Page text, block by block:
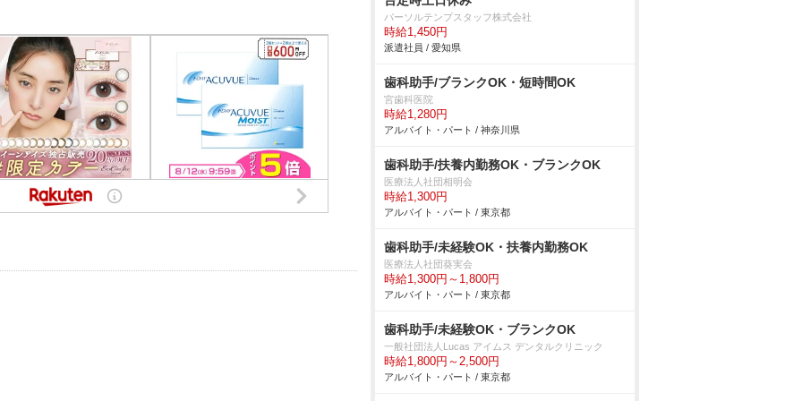
パーソルテンプスタッフ株式会社
時給1,450円
派遣社員 / 愛知県
歯科助手/ブランクOK・短時間OK
宮歯科医院
時給1,280円
アルバイト・パート / 神奈川県
歯科助手/扶養内勤務OK・ブランクOK
医療法人社団相明会
時給1,300円
アルバイト・パート / 東京都
歯科助手/未経験OK・扶養内勤務OK
医療法人社団葵実会
時給1,300円～1,800円
アルバイト・パート / 東京都
歯科助手/未経験OK・ブランクOK
一般社団法人Lucas アイムス デンタルクリニック
時給1,800円～2,500円
アルバイト・パート / 東京都